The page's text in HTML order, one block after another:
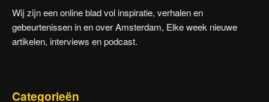
Wij zijn een online blad vol inspiratie, verhalen en
gebeurtenissen in en over Amsterdam, Elke week nieuwe
artikelen, interviews en podcast.
Categorieën